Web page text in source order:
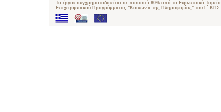
Το έργου συγχρηματοδοτείται σε ποσοστό 80% από το Ευρωπαϊκό
Επιχειρησιακού Προγράμματος "Κοινωνία της Πληροφορίας" του Γ΄ ΚΠΣ.